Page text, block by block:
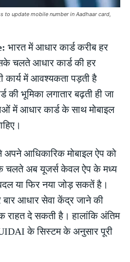
to update mobile number in Aadhaar card,
भारत में आधार कार्ड करीब हर
चलते आधार कार्ड की हर
कार्य में आवश्यकता पड़ती है
भूमिका लगातार बढ़ती ही जा
में आधार कार्ड के साथ मोबाइल
आधिकारिक मोबाइल ऐप को
चलते अब यूजर्स केवल ऐप के मध्य
या फिर नया जोड़ सकतें है।
बार आधार सेवा केंद्र जाने की
राहत दे सकती है। हालांकि अंतिम
के सिस्टम के अनुसार पूरी